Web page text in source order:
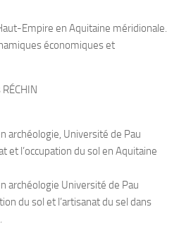
Empire en Aquitaine méridionale.
économiques et
archéologie, Université de Pau
et l’occupation du sol en Aquitaine
archéologie Université de Pau
du sol et l’artisanat du sel dans